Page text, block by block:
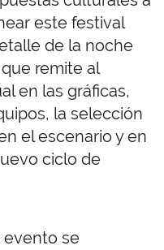
este festival
de la noche
remite al
en las gráficas,
la selección
el escenario y en
ciclo de
evento se